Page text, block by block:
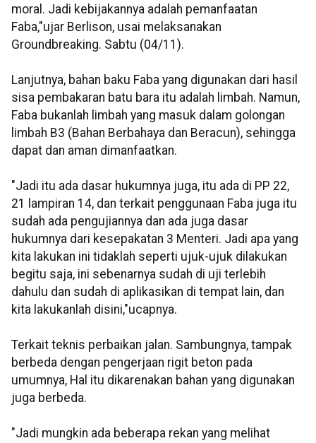
moral. Jadi kebijakannya adalah pemanfaatan
Faba,"ujar Berlison, usai melaksanakan
Groundbreaking. Sabtu (04/11).
Lanjutnya, bahan baku Faba yang digunakan dari hasil
sisa pembakaran batu bara itu adalah limbah. Namun,
Faba bukanlah limbah yang masuk dalam golongan
limbah B3 (Bahan Berbahaya dan Beracun), sehingga
dapat dan aman dimanfaatkan.
"Jadi itu ada dasar hukumnya juga, itu ada di PP 22,
21 lampiran 14, dan terkait penggunaan Faba juga itu
sudah ada pengujiannya dan ada juga dasar
hukumnya dari kesepakatan 3 Menteri. Jadi apa yang
kita lakukan ini tidaklah seperti ujuk-ujuk dilakukan
begitu saja, ini sebenarnya sudah di uji terlebih
dahulu dan sudah di aplikasikan di tempat lain, dan
kita lakukanlah disini,"ucapnya.
Terkait teknis perbaikan jalan. Sambungnya, tampak
berbeda dengan pengerjaan rigit beton pada
umumnya, Hal itu dikarenakan bahan yang digunakan
juga berbeda.
"Jadi mungkin ada beberapa rekan yang melihat